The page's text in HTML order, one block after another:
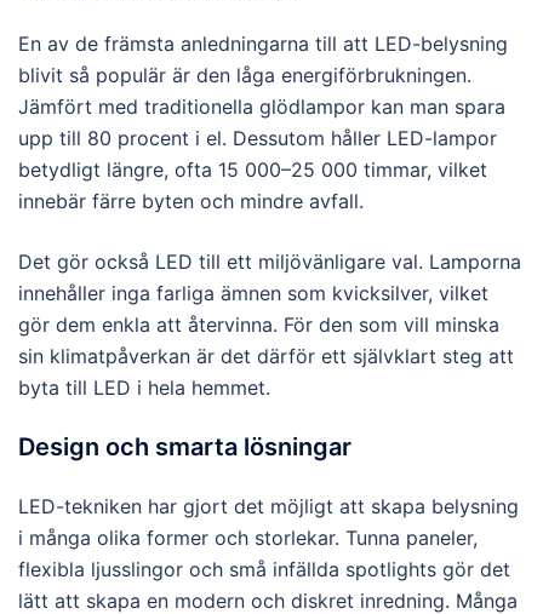
En av de främsta anledningarna till att LED-belysning
blivit så populär är den låga energiförbrukningen.
Jämfört med traditionella glödlampor kan man spara
upp till 80 procent i el. Dessutom håller LED-lampor
betydligt längre, ofta 15 000–25 000 timmar, vilket
innebär färre byten och mindre avfall.
Det gör också LED till ett miljövänligare val. Lamporna
innehåller inga farliga ämnen som kvicksilver, vilket
gör dem enkla att återvinna. För den som vill minska
sin klimatpåverkan är det därför ett självklart steg att
byta till LED i hela hemmet.
Design och smarta lösningar
LED-tekniken har gjort det möjligt att skapa belysning
i många olika former och storlekar. Tunna paneler,
flexibla ljusslingor och små infällda spotlights gör det
lätt att skapa en modern och diskret inredning. Många